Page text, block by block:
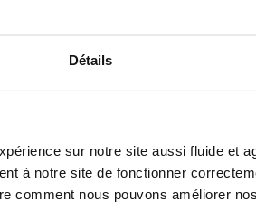
Détails
sur notre site aussi fluide et
à notre site de fonctionner
comment nous pouvons améliorer
est un parking extérieur
accessibles facilement grâce à
faciliter l’orientation (Dakar/
noms.